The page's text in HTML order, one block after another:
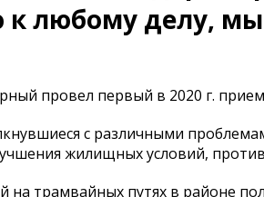
к любому делу,
провел первый в 2020 г.
с различными
жилищных условий,
трамвайных путях в районе